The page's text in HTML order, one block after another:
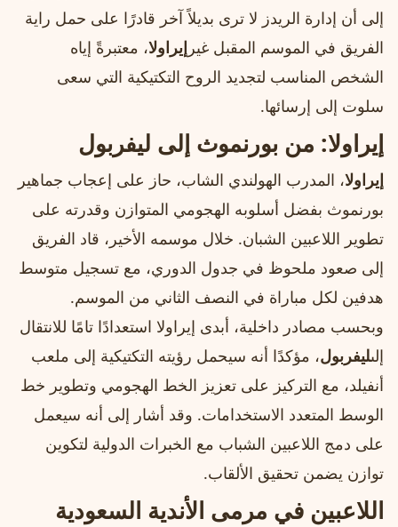
إلى أن إدارة الريدز لا ترى بديلاً آخر قادرًا على حمل راية
الفريق في الموسم المقبل غير إيراولا، معتبرةً إياه
الشخص المناسب لتجديد الروح التكتيكية التي سعى
سلوت إلى إرسائها.
إيراولا: من بورنموث إلى ليفربول
إيراولا، المدرب الهولندي الشاب، حاز على إعجاب جماهير
بورنموث بفضل أسلوبه الهجومي المتوازن وقدرته على
تطوير اللاعبين الشبان. خلال موسمه الأخير، قاد الفريق
إلى صعود ملحوظ في جدول الدوري، مع تسجيل متوسط
هدفين لكل مباراة في النصف الثاني من الموسم.
وبحسب مصادر داخلية، أبدى إيراولا استعدادًا تامًا للانتقال
إلىليفربول، مؤكدًا أنه سيحمل رؤيته التكتيكية إلى ملعب
أنفيلد، مع التركيز على تعزيز الخط الهجومي وتطوير خط
الوسط المتعدد الاستخدامات. وقد أشار إلى أنه سيعمل
على دمج اللاعبين الشباب مع الخبرات الدولية لتكوين
توازن يضمن تحقيق الألقاب.
اللاعبين في مرمى الأندية السعودية